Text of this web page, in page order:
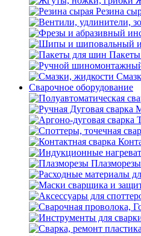
Резина
Сварочное оборудование
Плазморезы